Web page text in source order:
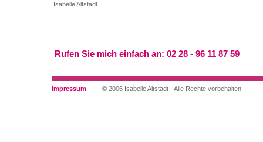
Isabelle Altstadt
Rufen Sie mich einfach an: 02 28 - 96 11 87 59
Impressum © 2006 Isabelle Altstadt - Alle Rechte vorbehalten